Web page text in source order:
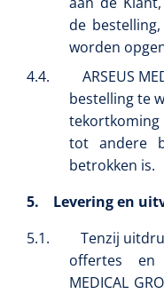
de
worden
4.4.
ARSEUS
bestelling te
tot andere
betrokken is.
5.
Levering en
5.1.
Tenzij
offertes en
MEDICAL